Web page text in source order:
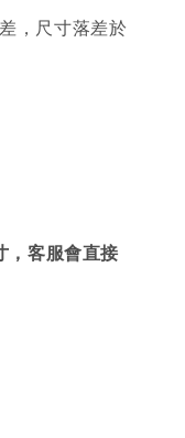
，尺寸落差於
，客服會直接